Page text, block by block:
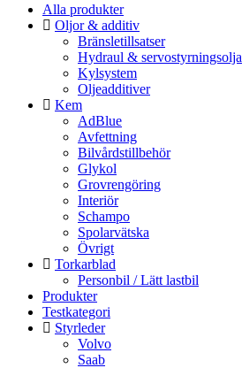
Alla produkter
Oljor & additiv
Bränsletillsatser
Hydraul & servostyrningsolja
Kylsystem
Oljeadditiver
Kem
AdBlue
Avfettning
Bilvårdstillbehör
Glykol
Grovrengöring
Interiör
Schampo
Spolarvätska
Övrigt
Torkarblad
Personbil / Lätt lastbil
Produkter
Testkategori
Styrleder
Volvo
Saab